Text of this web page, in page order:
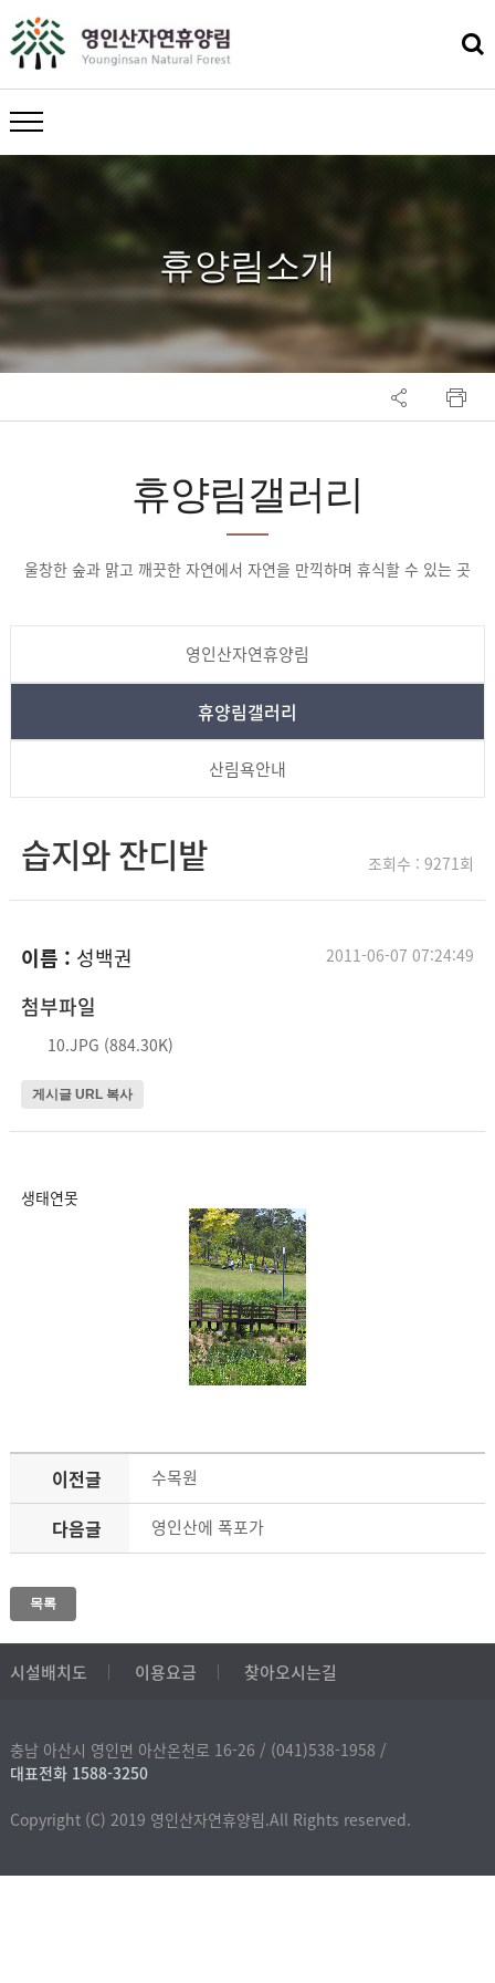
메뉴 열기
휴양림소개
휴양림갤러리
울창한 숲과 맑고 깨끗한 자연에서 자연을 만끽하며 휴식할 수 있는 곳
영인산자연휴양림
휴양림갤러리
산림욕안내
습지와 잔디밭 조회수 : 9271회
이름 : 성백권 2011-06-07 07:24:49
첨부파일
10.JPG (884.30K)
게시글 URL 복사
생태연못
이전글 수목원
다음글 영인산에 폭포가
목록
시설배치도 이용요금 찾아오시는길
충남 아산시 영인면 아산온천로 16-26 / (041)538-1958 /
대표전화 1588-3250
Copyright (C) 2019 영인산자연휴양림.All Rights reserved.